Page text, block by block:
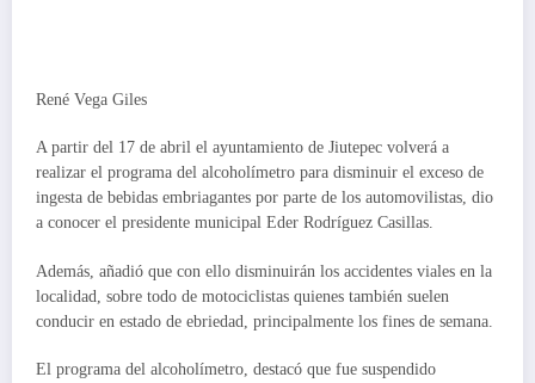
René Vega Giles
A partir del 17 de abril el ayuntamiento de Jiutepec volverá a
realizar el programa del alcoholímetro para disminuir el exceso de
ingesta de bebidas embriagantes por parte de los automovilistas, dio
a conocer el presidente municipal Eder Rodríguez Casillas.
Además, añadió que con ello disminuirán los accidentes viales en la
localidad, sobre todo de motociclistas quienes también suelen
conducir en estado de ebriedad, principalmente los fines de semana.
El programa del alcoholímetro, destacó que fue suspendido